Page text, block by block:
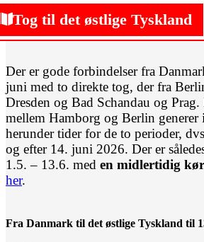
Tog til det østlige Tyskland
Der er gode forbindelser fra
juni med to direkte tog, der fra
Dresden og Bad Schandau og Prag.
mellem Hamborg og Berlin
herunder tider for de to perioder,
og efter 14. juni 2026. Der er
1.5. – 13.6. med en midlertidig
her.
Fra Danmark til det østlige Tyskland til